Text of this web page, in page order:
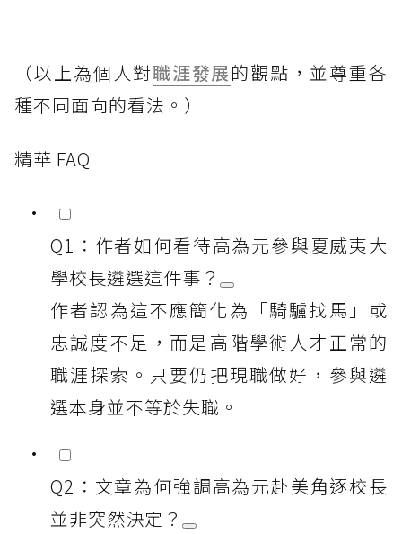
（以上為個人對職涯發展的觀點，並尊重各
種不同面向的看法。）
精華 FAQ
Q1：作者如何看待高為元參與夏威夷大
學校長遴選這件事？
作者認為這不應簡化為「騎驢找馬」或
忠誠度不足，而是高階學術人才正常的
職涯探索。只要仍把現職做好，參與遴
選本身並不等於失職。
Q2：文章為何強調高為元赴美角逐校長
並非突然決定？